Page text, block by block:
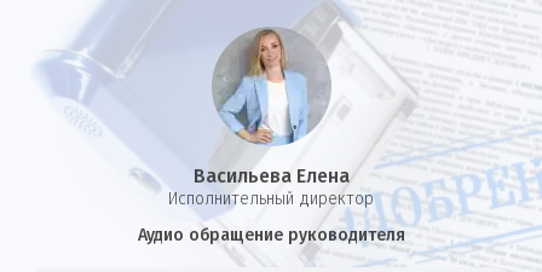
Васильева Елена
И сполнительный директор
Аудио обращение руководителя